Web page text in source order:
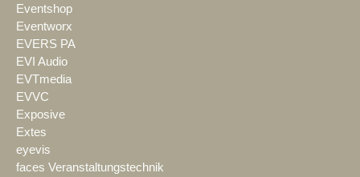
Eventshop
Eventworx
EVERS PA
EVI Audio
EVTmedia
EVVC
Exposive
Extes
eyevis
faces Veranstaltungstechnik